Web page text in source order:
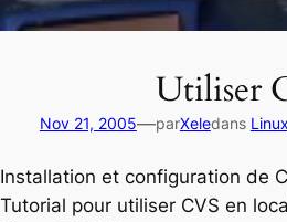
Utiliser
Nov 21, 2005—parXeledans Linux
Installation et configuration de
Tutorial pour utiliser CVS en